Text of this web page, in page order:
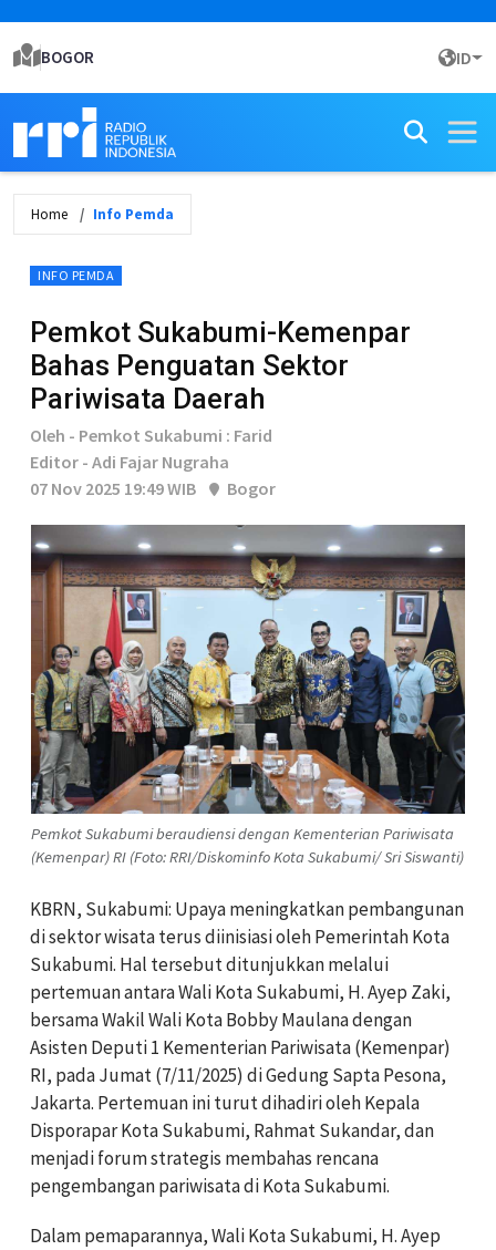
BOGOR ID
Home Info Pemda
INFO PEMDA
Pemkot Sukabumi-Kemenpar
Bahas Penguatan Sektor
Pariwisata Daerah
Oleh - Pemkot Sukabumi : Farid
Editor - Adi Fajar Nugraha
07 Nov 2025 19:49 WIB
Bogor
Pemkot Sukabumi beraudiensi dengan Kementerian Pariwisata
(Kemenpar) RI (Foto: RRI/Diskominfo Kota Sukabumi/ Sri Siswanti)
KBRN, Sukabumi: Upaya meningkatkan pembangunan
di sektor wisata terus diinisiasi oleh Pemerintah Kota
Sukabumi. Hal tersebut ditunjukkan melalui
pertemuan antara Wali Kota Sukabumi, H. Ayep Zaki,
bersama Wakil Wali Kota Bobby Maulana dengan
Asisten Deputi 1 Kementerian Pariwisata (Kemenpar)
RI, pada Jumat (7/11/2025) di Gedung Sapta Pesona,
Jakarta. Pertemuan ini turut dihadiri oleh Kepala
Disporapar Kota Sukabumi, Rahmat Sukandar, dan
menjadi forum strategis membahas rencana
pengembangan pariwisata di Kota Sukabumi.
Dalam pemaparannya, Wali Kota Sukabumi, H. Ayep